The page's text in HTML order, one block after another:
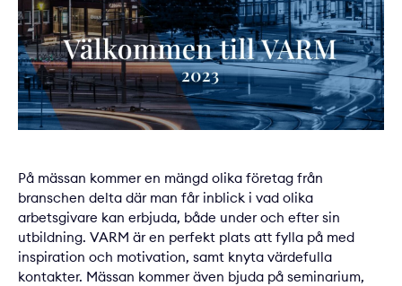
På mässan kommer en mängd olika företag från
branschen delta där man får inblick i vad olika
arbetsgivare kan erbjuda, både under och efter sin
utbildning. VARM är en perfekt plats att fylla på med
inspiration och motivation, samt knyta värdefulla
kontakter. Mässan kommer även bjuda på seminarium,